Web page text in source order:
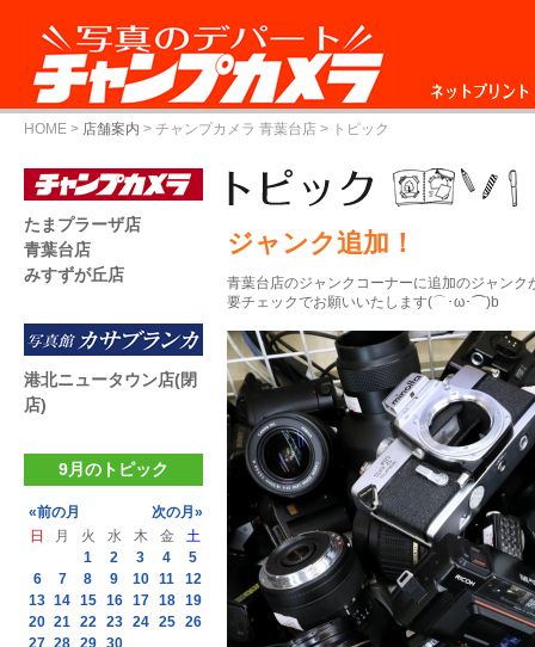
ネットプリント
HOME > 店舗案内 > チャンプカメラ 青葉台店 > トピック
ジャンク追加！
青葉台店のジャンクコーナーに追加のジャンク
要チェックでお願いいたします(⌒･ω･⌒)b
たまプラーザ店
青葉台店
みすずが丘店
港北ニュータウン店(閉
店)
9月のトピック
«前の月
次の月»
日
月 火 水 木 金
土
1
2 3 4
5
6
7 8 9 10 11
12
13 14 15 16 17 18 19
20 21 22 23 24 25 26
27 28 29 30